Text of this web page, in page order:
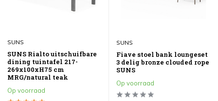
SUNS
SUNS Rialto uitschuifbare
dining tuintafel 217-
269x100xH75 cm
MRG/natural teak
Op voorraad
SUNS
Fiave stoel bank loungeset
3 delig bronze clouded rope
SUNS
Op voorraad